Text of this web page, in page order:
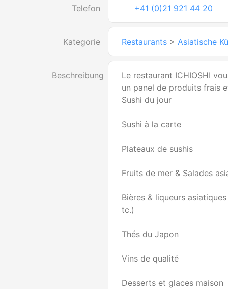
Telefon +41 (0)21 921 44 20
Kategorie Restaurants > Asiatische
Beschreibung
Le restaurant ICHIOSHI
un panel de produits frais
Sushi du jour
Sushi à la carte
Plateaux de sushis
Fruits de mer & Salades
Bières & liqueurs
tc.)
Thés du Japon
Vins de qualité
Desserts et glaces maison